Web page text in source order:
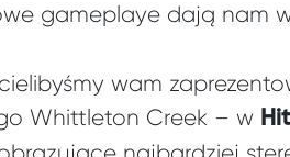
gameplaye dają nam
wam
Whittleton Creek – w